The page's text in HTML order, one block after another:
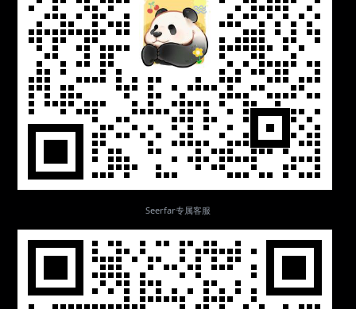
Seerfar专属客服